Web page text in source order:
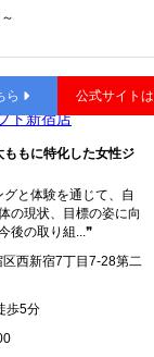
ト新宿店
ももに特化した女性ジ
グと体験を通じて、自
の現状、目標の姿に向
後の取り組...❞
区西新宿7丁目7-28第二
歩5分
ら 公式サイト